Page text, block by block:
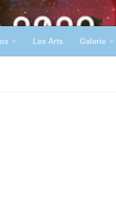
Les Arts Galerie